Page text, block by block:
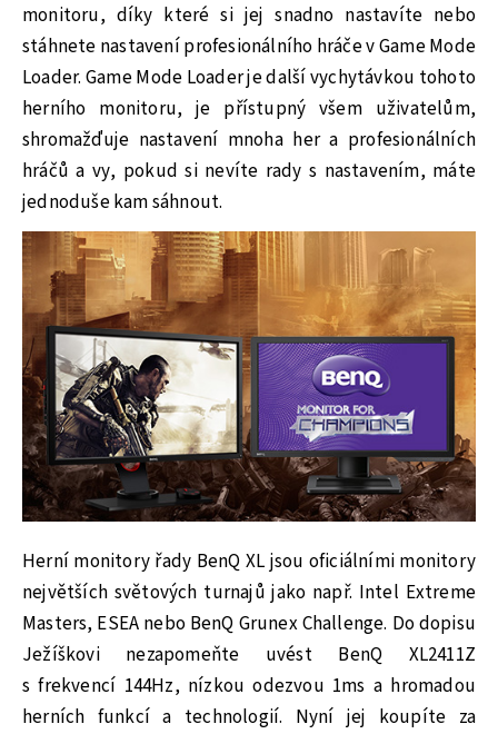
monitoru, díky které si jej snadno nastavíte nebo
stáhnete nastavení profesionálního hráče v Game Mode
Loader. Game Mode Loader je další vychytávkou tohoto
herního monitoru, je přístupný všem uživatelům,
shromažďuje nastavení mnoha her a profesionálních
hráčů a vy, pokud si nevíte rady s nastavením, máte
jednoduše kam sáhnout.
Herní monitory řady BenQ XL jsou oficiálními monitory
největších světových turnajů jako např. Intel Extreme
Masters, ESEA nebo BenQ Grunex Challenge. Do dopisu
Ježíškovi nezapomeňte uvést BenQ XL2411Z
s frekvencí 144Hz, nízkou odezvou 1ms a hromadou
herních funkcí a technologií. Nyní jej koupíte za